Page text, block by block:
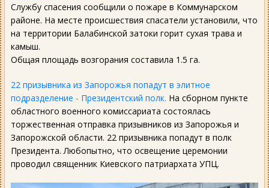
Службу спасения сообщили о пожаре в Коммунарском
районе. На месте происшествия спасатели установили, что
на территории Балабинской затоки горит сухая трава и
камыш.
Общая площадь возгорания составила 1.5 га.
22 призывника из Запорожья попадут в элитное
подразделение - Президентский полк. На сборном пункте
областного военного комиссариата состоялась
торжественная отправка призывников из Запорожья и
Запорожской области. 22 призывника попадут в полк
Президента. Любопытно, что освещение церемонии
проводил священник Киевского патриархата УПЦ.